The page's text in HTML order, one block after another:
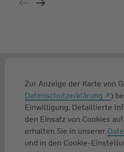
Zur Anzeige der Karte von
Datenschutzerklärung
)
Einwilligung. Detaillierte
den Einsatz von Cookies
erhalten Sie in unserer
und in den Cookie-